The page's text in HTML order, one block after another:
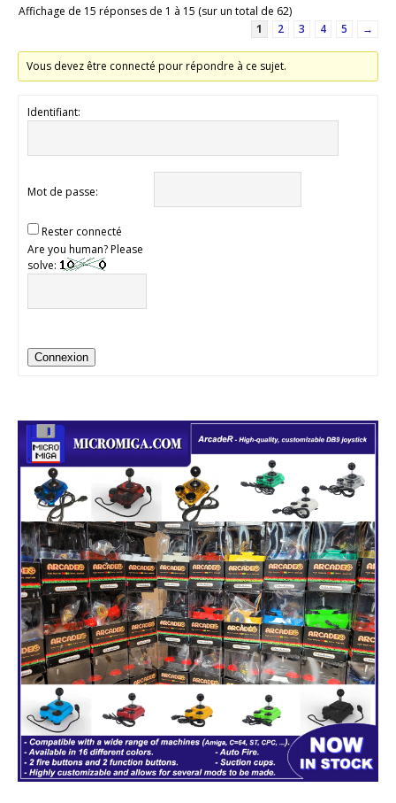
Affichage de 15 réponses de 1 à 15 (sur un total de 62)
1
2 3 4 5 →
Vous devez être connecté pour répondre à ce sujet.
Identifiant:
Mot de passe:
Rester connecté
Are you human? Please
solve:
Connexion